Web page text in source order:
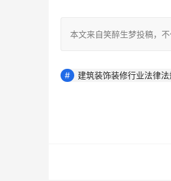
本文来自笑醉生梦投稿，
建筑装饰装修行业法律法